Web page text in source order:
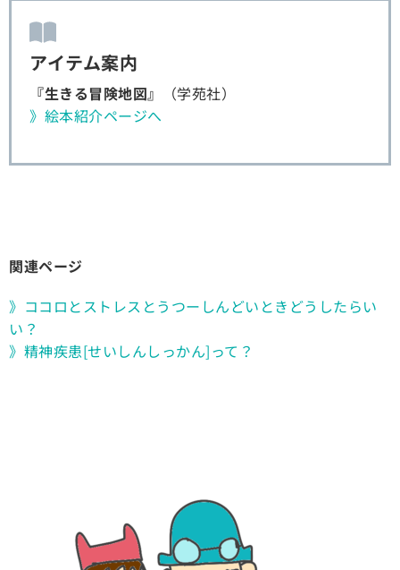
アイテム案内
『生きる冒険地図』
（学苑社）
》絵本紹介ページへ
関連ページ
》ココロとストレスとうつーしんどいときどうしたらい
い？
》精神疾患[せいしんしっかん]って？